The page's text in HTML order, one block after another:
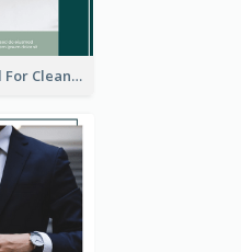
Training Manual For Cleaning Service